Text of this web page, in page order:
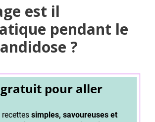
est il
pendant le
?